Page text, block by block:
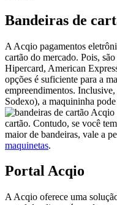
Bandeiras de
A Acqio pagamentos
cartão do mercado. Pois,
Hipercard, American
opções é suficiente para a
empreendimentos.
Sodexo), a maquininha
Acqio
cartão. Contudo, se você
maior de bandeiras, vale a
maquinetas.
Portal Acqio
A Acqio oferece uma